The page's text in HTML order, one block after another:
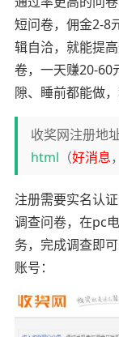
短问卷，佣金2-8
辑自洽，就能提
卷，一天赚20-60
隙、睡前都能做
收奖网注册地址
html （好消息
注册需要实名认
调查问卷，在pc
务，完成调查即
账号：